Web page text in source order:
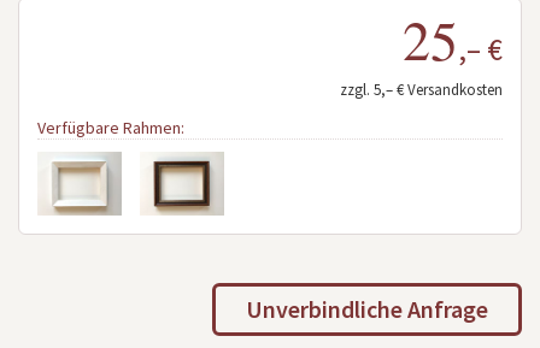
25,– €
zzgl. 5,– € Versandkosten
Verfügbare Rahmen:
Unverbindliche Anfrage